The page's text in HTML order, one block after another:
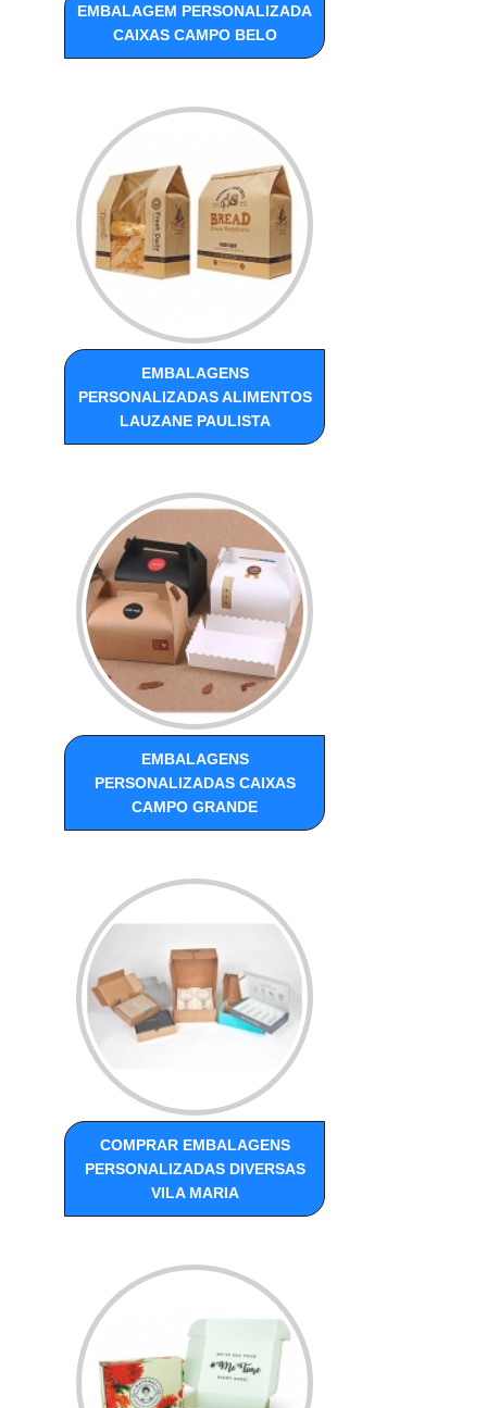
EMBALAGEM PERSONALIZADA
CAIXAS CAMPO BELO
EMBALAGENS
PERSONALIZADAS ALIMENTOS
LAUZANE PAULISTA
EMBALAGENS
PERSONALIZADAS CAIXAS
CAMPO GRANDE
COMPRAR EMBALAGENS
PERSONALIZADAS DIVERSAS
VILA MARIA